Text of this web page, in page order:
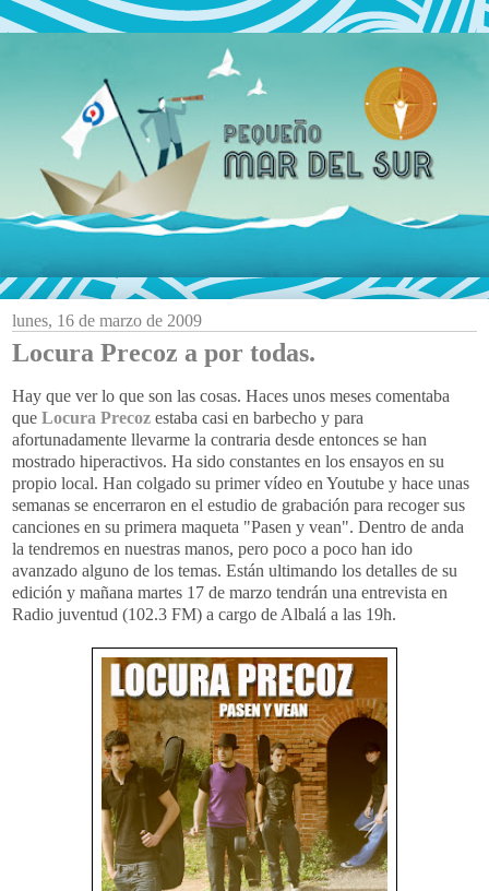
lunes, 16 de marzo de 2009
Locura Precoz a por todas.
Hay que ver lo que son las cosas. Haces unos meses comentaba
que Locura Precoz estaba casi en barbecho y para
afortunadamente llevarme la contraria desde entonces se han
mostrado hiperactivos. Ha sido constantes en los ensayos en su
propio local. Han colgado su primer vídeo en Youtube y hace unas
semanas se encerraron en el estudio de grabación para recoger sus
canciones en su primera maqueta "Pasen y vean". Dentro de anda
la tendremos en nuestras manos, pero poco a poco han ido
avanzado alguno de los temas. Están ultimando los detalles de su
edición y mañana martes 17 de marzo tendrán una entrevista en
Radio juventud (102.3 FM) a cargo de Albalá a las 19h.